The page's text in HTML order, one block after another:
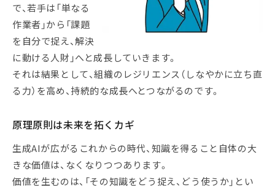
で、若手は「単なる
作業者」から「課題
を自分で捉え、解決
に動ける人財」へと成長していきます。
それは結果として、組織のレジリエンス（しなやかに立ち直
る力）を高め、持続的な成長へとつながるのです。
原理原則は未来を拓くカギ
生成AIが広がるこれからの時代、知識を得ること自体の大
きな価値は、なくなりつつあります。
価値を生むのは、「その知識をどう捉え、どう使うか」とい